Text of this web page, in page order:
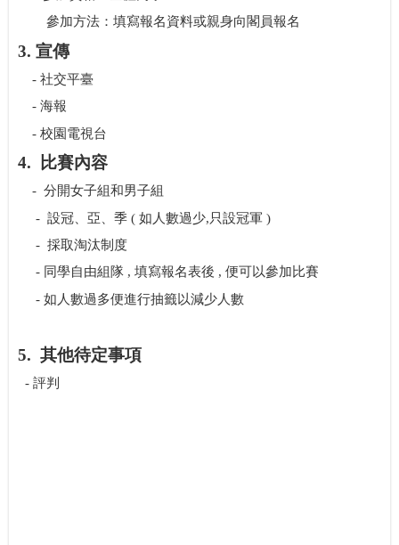
參加方法： 填寫報名資料或親身向閣員報名
3. 宣傳
- 社交平臺
- 海報
- 校園電視台
4. 比賽內容
- 分開女子組和男子組
- 設冠、亞、季 ( 如人數過少,只設冠軍 )
- 採取淘汰制度
- 同學自由組隊 , 填寫報名表後 , 便可以參加比賽
- 如人數過多便進行抽籤以減少人數
5. 其他待定事項
- 評判